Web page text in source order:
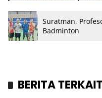
Suratman,
Badminton
BERITA TERKAIT